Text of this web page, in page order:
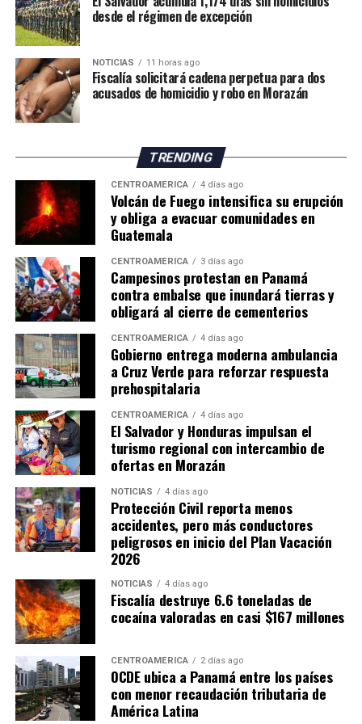
de 18.7 % a 11.7 % en el mismo período.
Especialistas consultados atribuyen este desempeño a la
amplia cantidad de incentivos y exoneraciones fiscales
vigentes en el país.
El economista Aristides Hernández sostuvo que Panamá
mantiene una de las cargas tributarias más bajas del
mundo debido a los beneficios fiscales otorgados a
sectores como los puertos, la Zona Libre de Colón,
Panamá Pacífico, el turismo, las empresas
multinacionales, las energías renovables, el sector
inmobiliario, el ferrocarril y otras actividades
económicas.
En la misma línea, el exdirector general de Ingresos,
Publio R. Cortés Carvajal, calificó el sistema tributario
panameño como un «archipiélago de exonerados
fiscales», al considerar que numerosos incentivos
permanecen sin evaluaciones sobre su impacto
económico y terminan generando inequidades en la
carga tributaria.
Cortés también señaló que la administración tributaria
enfrenta limitaciones institucionales y de recursos que
dificultan combatir la evasión fiscal, especialmente en
casos relacionados con empresas multinacionales y
precios de transferencia.
ADVERTISEMENT
Por su parte, Hernández estimó que por cada punto
porcentual del PIB que el Estado deja de recaudar se
desde el régimen de excepción
NOTICIAS 11 horas ago
Fiscalía solicitará cadena perpetua para dos
acusados de homicidio y robo en Morazán
TRENDING
CENTROAMÉRICA 4 días ago
Volcán de Fuego intensifica su erupción
y obliga a evacuar comunidades en
Guatemala
CENTROAMÉRICA 3 días ago
Campesinos protestan en Panamá
contra embalse que inundará tierras y
obligará al cierre de cementerios
CENTROAMÉRICA 4 días ago
Gobierno entrega moderna ambulancia
a Cruz Verde para reforzar respuesta
prehospitalaria
CENTROAMÉRICA 4 días ago
El Salvador y Honduras impulsan el
turismo regional con intercambio de
ofertas en Morazán
NOTICIAS 4 días ago
Protección Civil reporta menos
accidentes, pero más conductores
peligrosos en inicio del Plan Vacación
2026
NOTICIAS 4 días ago
Fiscalía destruye 6.6 toneladas de
cocaína valoradas en casi $167 millones
CENTROAMÉRICA 2 días ago
OCDE ubica a Panamá entre los países
con menor recaudación tributaria de
América Latina